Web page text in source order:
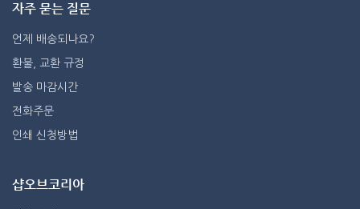
자주 묻는 질문
언제 배송되나요?
환불, 교환 규정
발송 마감시간
전화주문
인쇄 신청방법
샵오브코리아